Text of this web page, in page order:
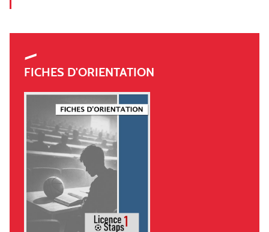
FICHES D'ORIENTATION